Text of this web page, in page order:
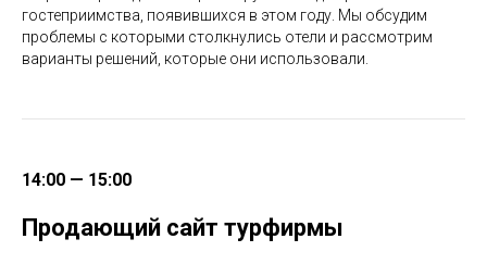
гостеприимства, появившихся в этом году. Мы обсудим
проблемы с которыми столкнулись отели и рассмотрим
варианты решений, которые они использовали.
14:00 — 15:00
Продающий сайт турфирмы